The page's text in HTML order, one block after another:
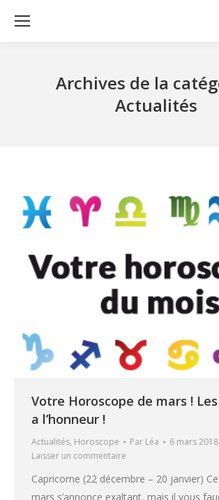
Archives de la
Actualités
Votre Horoscope de mars !
a l’honneur !
Actualités, Horoscope Par Léa
6 mars 2018
Laisser un commentaire
Capricorne (22 décembre – 20 janvier)
mars s’annonce exaltant, mais il vous